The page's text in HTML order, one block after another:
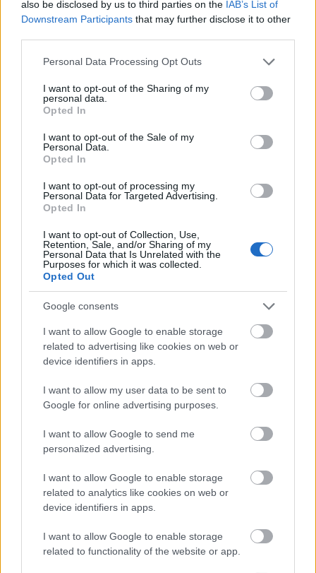
also be disclosed by us to third parties on the IAB’s List of
Downstream Participants that may further disclose it to other
Please note that this website/app uses one or more Google
not limited to your visit or usage behaviour. You may click to
grant or deny consent to Google and its third-party tags to
use your data for below specified purposes in below Google
consent section.
Personal Data Processing Opt Outs
I want to opt-out of the Sharing of my
personal data.
Opted In
I want to opt-out of the Sale of my
Personal Data.
Opted In
I want to opt-out of processing my
Personal Data for Targeted Advertising.
Opted In
I want to opt-out of Collection, Use,
Retention, Sale, and/or Sharing of my
Personal Data that Is Unrelated with the
Purposes for which it was collected.
Opted Out
Google consents
I want to allow Google to enable storage
related to advertising like cookies on web or
device identifiers in apps.
I want to allow my user data to be sent to
Google for online advertising purposes.
I want to allow Google to send me
personalized advertising.
I want to allow Google to enable storage
related to analytics like cookies on web or
device identifiers in apps.
I want to allow Google to enable storage
related to functionality of the website or app.
használhatnak oldószereket tartalmazó
alkalmas más szerszám.
A Szegedi Fegyház és Börtönben kiemelt
figyelmet fordítanak az alkotótevékenységre,
hiszen a művészet a legősibb és legeredetibb
önkifejezési és véleménynyilvánítási eszköz,
segítségével könnyebben megismerhetők a
fogvatartottak is - közölte a szakember. A
parancsnokhelyettes kifejtette, ezt támasztja
alá egy a közelmúltban lezárult nemzetközi
projekt is, amely román, szlovén, olasz,
valamint magyar büntetés-végrehajtási
intézetekben folyó művészetterápiás
programok tapasztalatait hasonlította össze.
A különböző országokból érkezett
szakemberek egyetértettek abban, hogy a
kulturális tevékenység hozzájárul az elítéltek
neveléséhez, személyiségfejlődéséhez, javítja
az intézetek rendjét, biztonságát.
Forrás:Hirado.hu